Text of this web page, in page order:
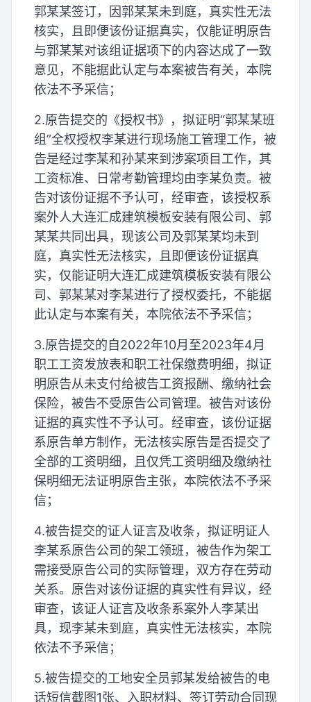
郭某某签订，因郭某某未到庭，真实性无法
核实，且即便该份证据真实，仅能证明原告
与郭某某对该组证据项下的内容达成了一致
意见，不能据此认定与本案被告有关，本院
依法不予采信；
2.原告提交的《授权书》，拟证明“郭某某班
组”全权授权李某进行现场施工管理工作，被
告是经过李某和孙某来到涉案项目工作，其
工资标准、日常考勤管理均由李某负责。被
告对该份证据不予认可，经审查，该授权系
案外人大连汇成建筑模板安装有限公司、郭
某某共同出具，现该公司及郭某某均未到
庭，真实性无法核实，且即便该份证据真
实，仅能证明大连汇成建筑模板安装有限公
司、郭某某对李某进行了授权委托，不能据
此认定与本案有关，本院依法不予采信；
3.原告提交的自2022年10月至2023年4月
职工工资发放表和职工社保缴费明细，拟证
明原告从未支付给被告工资报酬、缴纳社会
保险，被告不受原告公司管理。被告对该份
证据的真实性不予认可。经审查，该份证据
系原告单方制作，无法核实原告是否提交了
全部的工资明细，且仅凭工资明细及缴纳社
保明细无法证明原告主张，本院依法不予采
信；
4.被告提交的证人证言及收条，拟证明证人
李某系原告公司的架工领班，被告作为架工
需接受原告公司的实际管理，双方存在劳动
关系。原告对该份证据的真实性有异议，经
审查，该证人证言及收条系案外人李某出
具，现李某未到庭，真实性无法核实，本院
依法不予采信；
5.被告提交的工地安全员郭某发给被告的电
话短信截图1张、入职材料、签订劳动合同现